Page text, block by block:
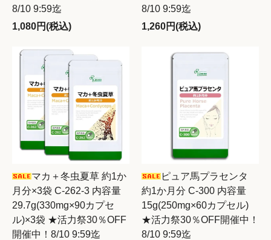
8/10 9:59迄
1,080円(税込)
8/10 9:59迄
1,260円(税込)
マカ＋冬虫夏草 約1か
月分×3袋 C-262-3 内容量
29.7g(330mg×90カプセ
ル)×3袋 ★活力祭30％OFF
開催中！8/10 9:59迄
ピュア馬プラセンタ
約1か月分 C-300 内容量
15g(250mg×60カプセル)
★活力祭30％OFF開催中！
8/10 9:59迄